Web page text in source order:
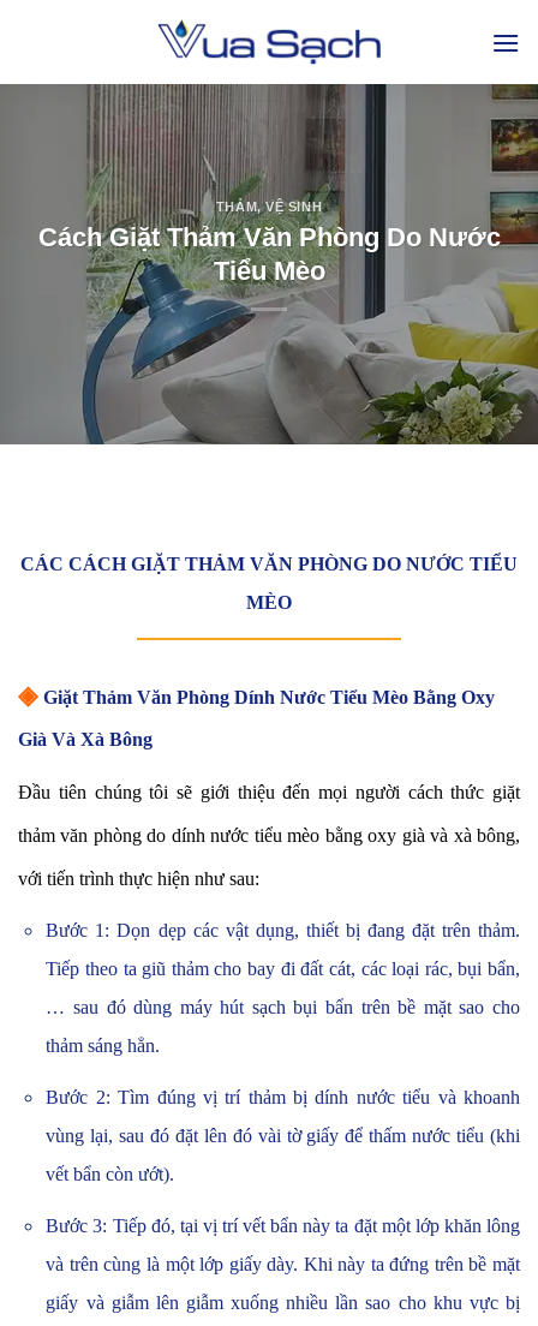
THẢM,VỆ SINH
Cách Giặt Thảm Văn Phòng Do Nước
Tiểu Mèo
CÁC CÁCH GIẶT THẢM VĂN PHÒNG DO NƯỚC TIỂU
MÈO
◈ Giặt Thảm Văn Phòng Dính Nước Tiểu Mèo Bằng Oxy
Già Và Xà Bông
Đầu tiên chúng tôi sẽ giới thiệu đến mọi người cách thức giặt
thảm văn phòng do dính nước tiểu mèo bằng oxy già và xà bông,
với tiến trình thực hiện như sau:
Bước 1: Dọn dẹp các vật dụng, thiết bị đang đặt trên thảm.
Tiếp theo ta giũ thảm cho bay đi đất cát, các loại rác, bụi bẩn,
… sau đó dùng máy hút sạch bụi bẩn trên bề mặt sao cho
thảm sáng hẳn.
Bước 2: Tìm đúng vị trí thảm bị dính nước tiểu và khoanh
vùng lại, sau đó đặt lên đó vài tờ giấy để thấm nước tiểu (khi
vết bẩn còn ướt).
Bước 3: Tiếp đó, tại vị trí vết bẩn này ta đặt một lớp khăn lông
và trên cùng là một lớp giấy dày. Khi này ta đứng trên bề mặt
giấy và giẫm lên giẫm xuống nhiều lần sao cho khu vực bị